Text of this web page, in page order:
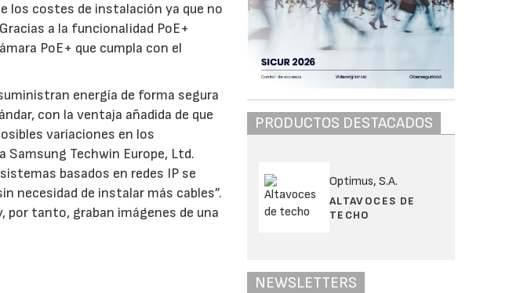
los costes de instalación ya que no
a la funcionalidad PoE+
PoE+ que cumpla con el
energía de forma segura
con la ventaja añadida de que
variaciones en los
Samsung Techwin Europe, Ltd.
basados en redes IP se
necesidad de instalar más cables”.
por tanto, graban imágenes de una
PRODUCTOS DESTACADOS
Optimus, S.A.
ALTAVOCES DE
TECHO
NEWSLETTERS